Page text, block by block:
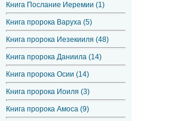
Книга Послание Иеремии (1)
Книга пророка Варуха (5)
Книга пророка Иезекииля (48)
Книга пророка Даниила (14)
Книга пророка Осии (14)
Книга пророка Иоиля (3)
Книга пророка Амоса (9)